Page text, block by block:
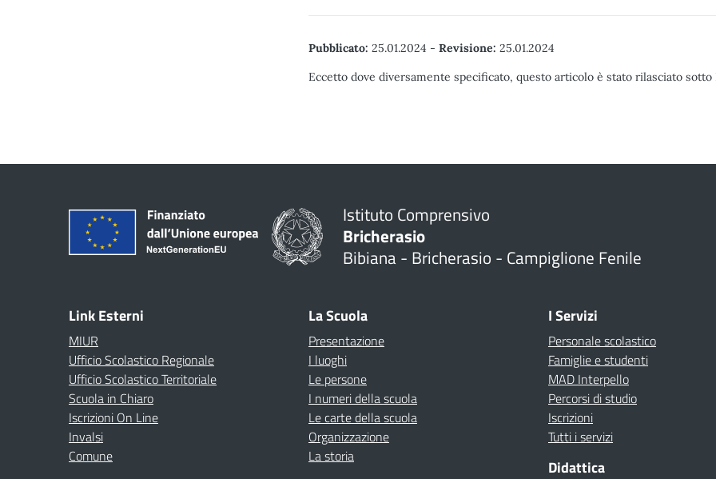
Pubblicato: 25.01.2024 - Revisione: 25.01.2024
Eccetto dove diversamente specificato, questo articolo è stato rilasciato
Istituto Comprensivo
Bricherasio
Bibiana - Bricherasio - Campiglione Fenile
Link Esterni
MIUR
Ufficio Scolastico Regionale
Ufficio Scolastico Territoriale
Scuola in Chiaro
Iscrizioni On Line
Invalsi
Comune
La Scuola
Presentazione
I luoghi
Le persone
I numeri della scuola
Le carte della scuola
Organizzazione
La storia
I Servizi
Personale scolastico
Famiglie e studenti
MAD Interpello
Percorsi di studio
Iscrizioni
Tutti i servizi
Didattica